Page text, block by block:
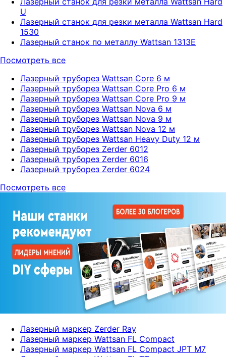
U
Лазерный станок для резки металла Wattsan Hard
1530
Лазерный станок по металлу Wattsan 1313E
Посмотреть все
Лазерный труборез Wattsan Core 6 м
Лазерный труборез Wattsan Core Pro 6 м
Лазерный труборез Wattsan Core Pro 9 м
Лазерный труборез Wattsan Nova 6 м
Лазерный труборез Wattsan Nova 9 м
Лазерный труборез Wattsan Nova 12 м
Лазерный труборез Wattsan Heavy Duty 12 м
Лазерный труборез Zerder 6012
Лазерный труборез Zerder 6016
Лазерный труборез Zerder 6024
Посмотреть все
Лазерный маркер Zerder Ray
Лазерный маркер Wattsan FL Compact
Лазерный маркер Wattsan FL Compact JPT M7